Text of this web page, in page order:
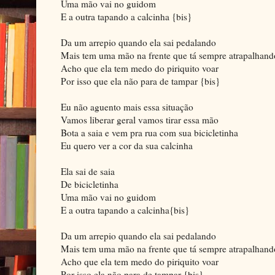
Uma mão vai no guidom
E a outra tapando a calcinha {bis}
Da um arrepio quando ela sai pedalando
Mais tem uma mão na frente que tá sempre
Acho que ela tem medo do piriquito voar
Por isso que ela não para de tampar {bis}
Eu não aguento mais essa situação
Vamos liberar geral vamos tirar essa mão
Bota a saia e vem pra rua com sua bicicletinha
Eu quero ver a cor da sua calcinha
Ela sai de saia
De bicicletinha
Uma mão vai no guidom
E a outra tapando a calcinha{bis}
Da um arrepio quando ela sai pedalando
Mais tem uma mão na frente que tá sempre
Acho que ela tem medo do piriquito voar